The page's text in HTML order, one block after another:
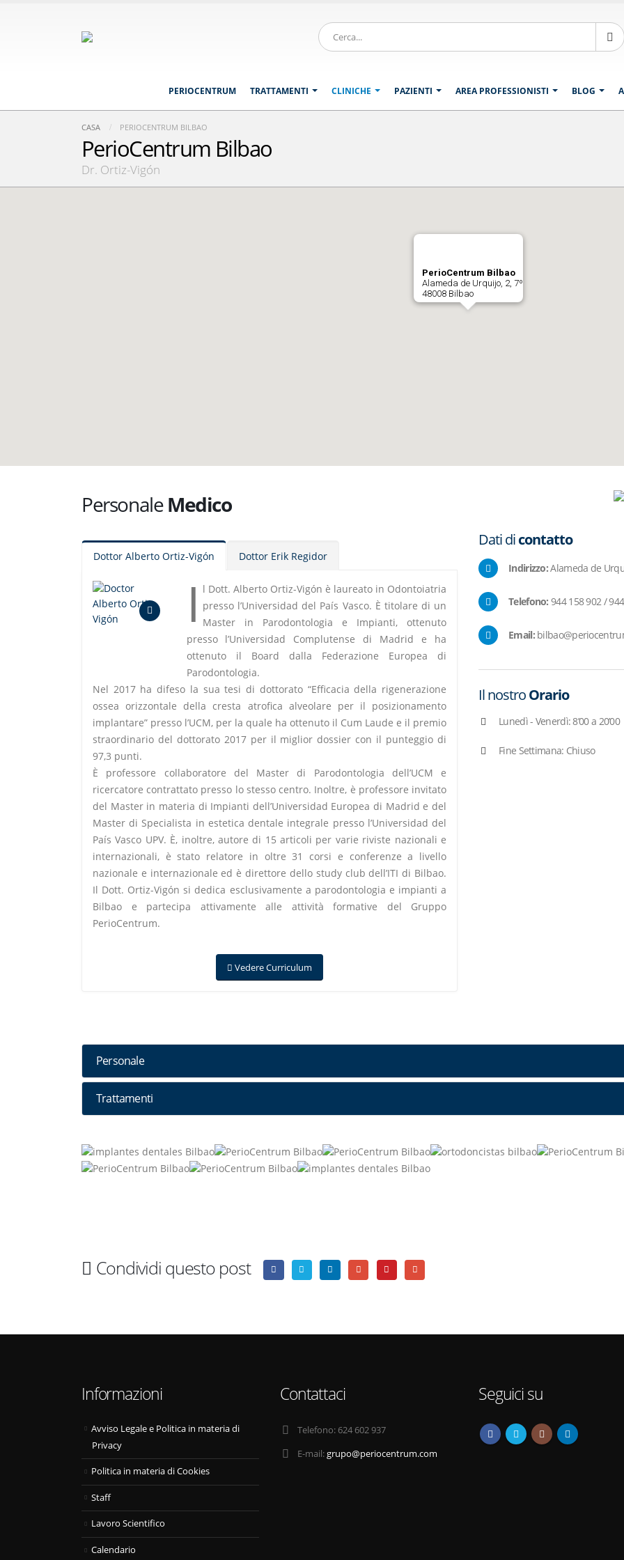
PERIOCENTRUM TRATTAMENTI CLINICHE PAZIENTI AREA PROFESSIONISTI BLOG
CASA PERIOCENTRUM BILBAO
PerioCentrum Bilbao
Dr. Ortiz-Vigón
PerioCentrum Bilbao
Alameda de Urquijo, 2, 7º
48008 Bilbao
PersonaleMedico
Dottor Alberto Ortiz-Vigón Dottor Erik Regidor
I l Dott. Alberto Ortiz-Vigón è laureato in Odontoiatria
presso l’Universidad del País Vasco. È titolare di un
Master in Parodontologia e Impianti, ottenuto
presso l’Universidad Complutense di Madrid e ha
ottenuto il Board dalla Federazione Europea di
Parodontologia.
Nel 2017 ha difeso la sua tesi di dottorato “Efficacia della rigenerazione
ossea orizzontale della cresta atrofica alveolare per il posizionamento
implantare” presso l’UCM, per la quale ha ottenuto il Cum Laude e il premio
straordinario del dottorato 2017 per il miglior dossier con il punteggio di
97,3 punti.
È professore collaboratore del Master di Parodontologia dell’UCM e
ricercatore contrattato presso lo stesso centro. Inoltre, è professore invitato
del Master in materia di Impianti dell’Universidad Europea di Madrid e del
Master di Specialista in estetica dentale integrale presso l’Universidad del
País Vasco UPV. È, inoltre, autore di 15 articoli per varie riviste nazionali e
internazionali, è stato relatore in oltre 31 corsi e conferenze a livello
nazionale e internazionale ed è direttore dello study club dell’ITI di Bilbao.
Il Dott. Ortiz-Vigón si dedica esclusivamente a parodontologia e impianti a
Bilbao e partecipa attivamente alle attività formative del Gruppo
PerioCentrum.
Vedere Curriculum
Dati dicontatto
Indirizzo:Alameda de
Telefono: 944 158 902 /
Email:
Il nostroOrario
Lunedì - Venerdì: 8’00 a 20’00
Fine Settimana: Chiuso
Personale
Trattamenti
Condividi questo post
Informazioni
Avviso Legale e Politica in materia di
Privacy
Politica in materia di Cookies
Staff
Lavoro Scientifico
Calendario
Contattaci
Telefono: 624 602 937
E-mail:grupo@periocentrum.com
Seguici su